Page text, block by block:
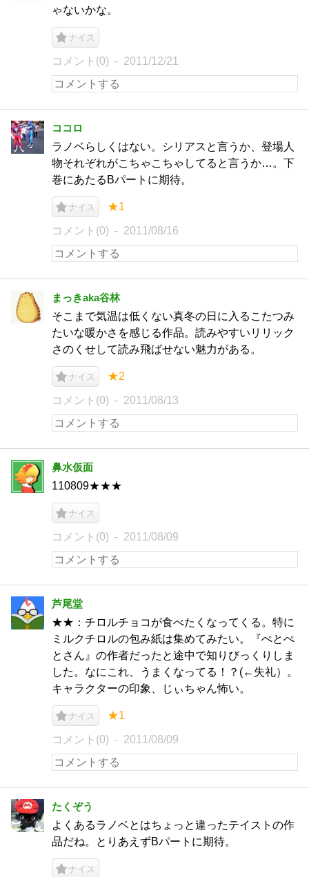
ゃないかな。
ナイス
コメント(0) 2011/12/21
ココロ
ラノベらしくはない。シリアスと言うか、登場人
物それぞれがこちゃこちゃしてると言うか…。下
巻にあたるBパートに期待。
ナイス ★1
コメント(0) 2011/08/16
まっきaka谷林
そこまで気温は低くない真冬の日に入るこたつみ
たいな暖かさを感じる作品。読みやすいリリック
さのくせして読み飛ばせない魅力がある。
ナイス ★2
コメント(0) 2011/08/13
鼻水仮面
110809★★★
ナイス
コメント(0) 2011/08/09
芦尾堂
★★：チロルチョコが食べたくなってくる。特に
ミルクチロルの包み紙は集めてみたい。『ぺとぺ
とさん』の作者だったと途中で知りびっくりしま
した。なにこれ、うまくなってる！？(←失礼）。
キャラクターの印象、じぃちゃん怖い。
ナイス ★1
コメント(0) 2011/08/09
たくぞう
よくあるラノベとはちょっと違ったテイストの作
品だね。とりあえずBパートに期待。
ナイス